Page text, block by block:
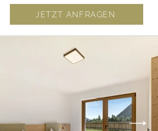
JETZT ANFRAGEN